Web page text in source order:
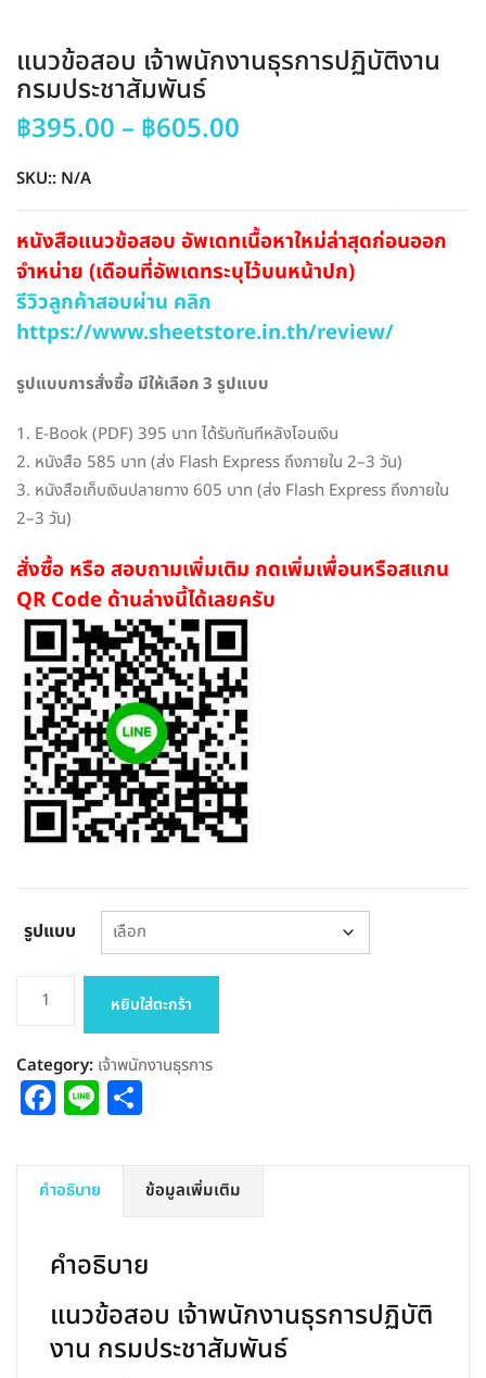
แนวข้อสอบ เจ้าพนักงานธุรการปฏิบัติงาน
กรมประชาสัมพันธ์
฿395.00 – ฿605.00
through
฿605.00
SKU:: N/A
หนังสือแนวข้อสอบ อัพเดทเนื้อหาใหม่ล่าสุดก่อนออก
จำหน่าย (เดือนที่อัพเดทระบุไว้บนหน้าปก)
รีวิวลูกค้าสอบผ่าน คลิก
https://www.sheetstore.in.th/review/
รูปแบบการสั่งซื้อ มีให้เลือก 3 รูปแบบ
1. E-Book (PDF) 395 บาท ได้รับทันทีหลังโอนเงิน
2. หนังสือ 585 บาท (ส่ง Flash Express ถึงภายใน 2–3 วัน)
3. หนังสือเก็บเงินปลายทาง 605 บาท (ส่ง Flash Express ถึงภายใน
2–3 วัน)
สั่งซื้อ หรือ สอบถามเพิ่มเติม กดเพิ่มเพื่อนหรือสแกน
QR Code ด้านล่างนี้ได้เลยครับ
รูปแบบ
จำนวน
เจ้า
พนักงาน
งาน
หยิบใส่ตะกร้า
Category: เจ้าพนักงานธุรการ
Facebook
Line
คำอธิบาย ข้อมูลเพิ่มเติม
คำอธิบาย
แนวข้อสอบ เจ้าพนักงานธุรการปฏิบัติ
งาน กรมประชาสัมพันธ์